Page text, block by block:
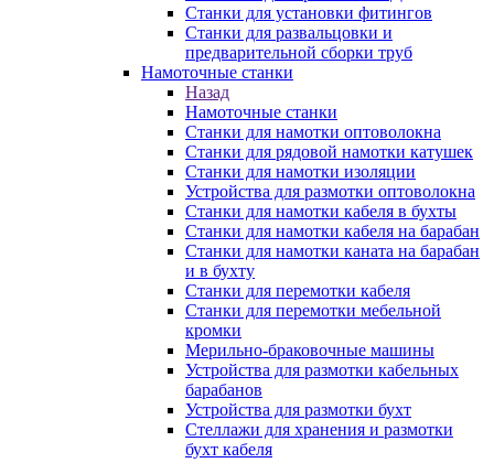
Станки для установки фитингов
Станки для развальцовки и
предварительной сборки труб
Намоточные станки
Назад
Намоточные станки
Станки для намотки оптоволокна
Станки для рядовой намотки катушек
Станки для намотки изоляции
Устройства для размотки оптоволокна
Станки для намотки кабеля в бухты
Станки для намотки кабеля на барабан
Станки для намотки каната на барабан
и в бухту
Станки для перемотки кабеля
Станки для перемотки мебельной
кромки
Мерильно-браковочные машины
Устройства для размотки кабельных
барабанов
Устройства для размотки бухт
Стеллажи для хранения и размотки
бухт кабеля